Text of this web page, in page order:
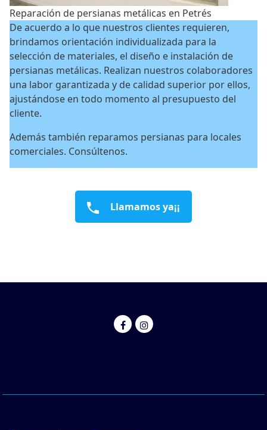
Reparación de persianas metálicas en Petrés
De acuerdo a lo que nuestros clientes requieren,
brindamos orientación individualizada para la
selección de materiales, el diseño e instalación de
persianas metálicas. Realizan nuestros colaboradores
una labor garantizada y de calidad superior por ellos,
ajustándose en todo momento al presupuesto del
cliente.
Además también reparamos persianas para locales
comerciales. Consúltenos.
Llamamos ya¡¡